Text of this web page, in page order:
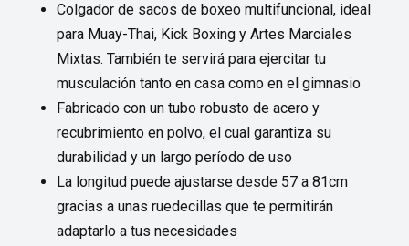
Colgador de sacos de boxeo multifuncional, ideal
para Muay-Thai, Kick Boxing y Artes Marciales
Mixtas. También te servirá para ejercitar tu
musculación tanto en casa como en el gimnasio
Fabricado con un tubo robusto de acero y
recubrimiento en polvo, el cual garantiza su
durabilidad y un largo período de uso
La longitud puede ajustarse desde 57 a 81cm
gracias a unas ruedecillas que te permitirán
adaptarlo a tus necesidades